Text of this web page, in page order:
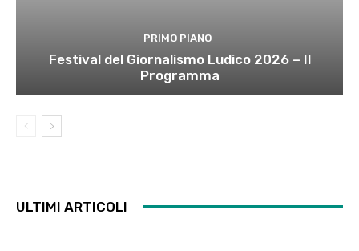
PRIMO PIANO
Festival del Giornalismo Ludico 2026 – Il
Programma
ULTIMI ARTICOLI